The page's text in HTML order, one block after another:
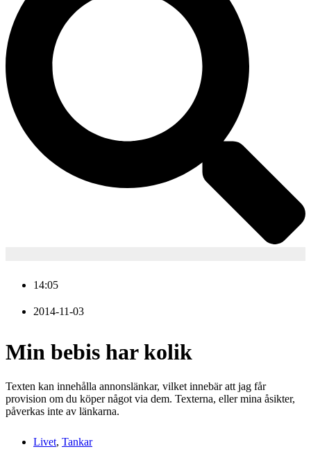
14:05
2014-11-03
Min bebis har kolik
Texten kan innehålla annonslänkar, vilket innebär att jag får
provision om du köper något via dem. Texterna, eller mina åsikter,
påverkas inte av länkarna.
Livet, Tankar